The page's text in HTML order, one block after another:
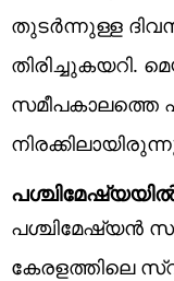
തുടർന്നുള്ള
തിരിച്ചുകയറി.
സമീപകാലത്തെ
പശ്ചിമേഷ്യൻ
കേരളത്തിലെ